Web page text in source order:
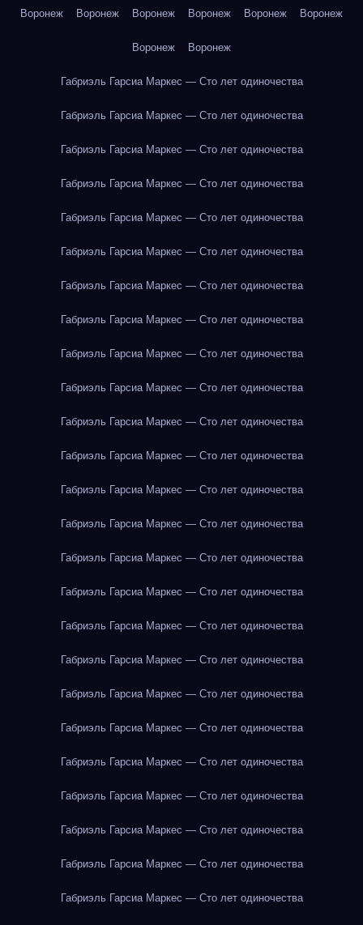
Воронеж Воронеж Воронеж Воронеж Воронеж Воронеж
Воронеж Воронеж
Габриэль Гарсиа Маркес — Сто лет одиночества
Габриэль Гарсиа Маркес — Сто лет одиночества
Габриэль Гарсиа Маркес — Сто лет одиночества
Габриэль Гарсиа Маркес — Сто лет одиночества
Габриэль Гарсиа Маркес — Сто лет одиночества
Габриэль Гарсиа Маркес — Сто лет одиночества
Габриэль Гарсиа Маркес — Сто лет одиночества
Габриэль Гарсиа Маркес — Сто лет одиночества
Габриэль Гарсиа Маркес — Сто лет одиночества
Габриэль Гарсиа Маркес — Сто лет одиночества
Габриэль Гарсиа Маркес — Сто лет одиночества
Габриэль Гарсиа Маркес — Сто лет одиночества
Габриэль Гарсиа Маркес — Сто лет одиночества
Габриэль Гарсиа Маркес — Сто лет одиночества
Габриэль Гарсиа Маркес — Сто лет одиночества
Габриэль Гарсиа Маркес — Сто лет одиночества
Габриэль Гарсиа Маркес — Сто лет одиночества
Габриэль Гарсиа Маркес — Сто лет одиночества
Габриэль Гарсиа Маркес — Сто лет одиночества
Габриэль Гарсиа Маркес — Сто лет одиночества
Габриэль Гарсиа Маркес — Сто лет одиночества
Габриэль Гарсиа Маркес — Сто лет одиночества
Габриэль Гарсиа Маркес — Сто лет одиночества
Габриэль Гарсиа Маркес — Сто лет одиночества
Габриэль Гарсиа Маркес — Сто лет одиночества